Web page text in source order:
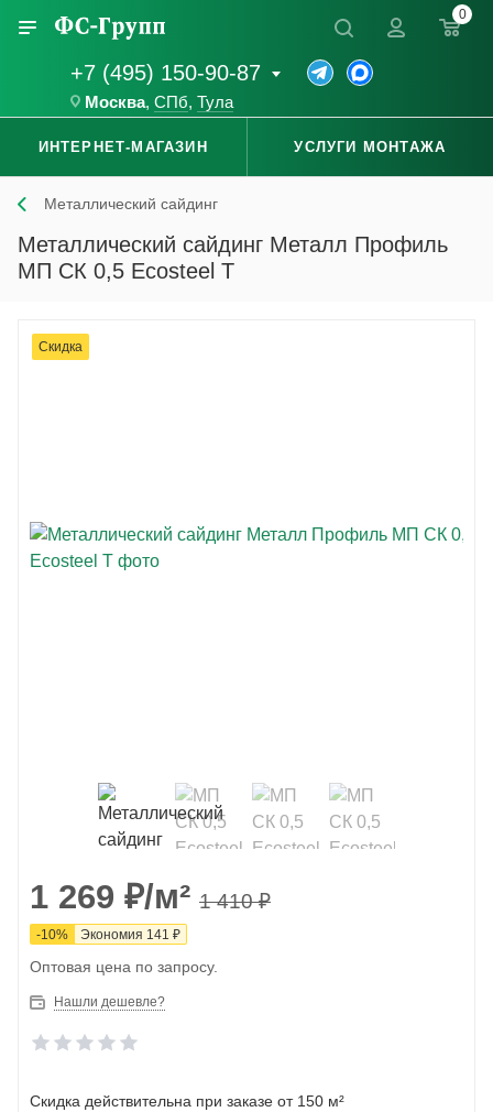
+7 (495) 150-90-87
Москва, СПб, Тула
0
ИНТЕРНЕТ-МАГАЗИН УСЛУГИ МОНТАЖА
Металлический сайдинг
Металлический сайдинг Металл Профиль
МП СК 0,5 Ecosteel T
Скидка
1 269 ₽/м² 1 410₽
-10% Экономия 141 ₽
Оптовая цена по запросу.
Нашли дешевле?
Скидка действительна при заказе от 150 м²